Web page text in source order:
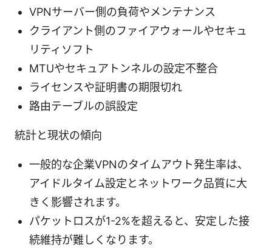
VPNサーバー側の負荷やメンテナンス
クライアント側のファイアウォールやセキュ
リティソフト
MTUやセキュアトンネルの設定不整合
ライセンスや証明書の期限切れ
路由テーブルの誤設定
統計と現状の傾向
一般的な企業VPNのタイムアウト発生率は、
アイドルタイム設定とネットワーク品質に大
きく影響されます。
パケットロスが1-2%を超えると、安定した接
続維持が難しくなります。